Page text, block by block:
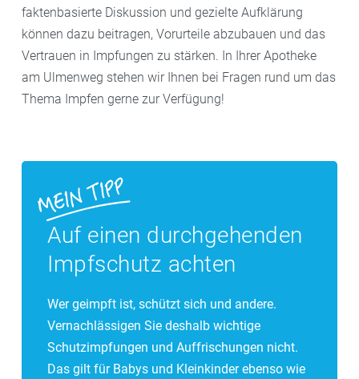
sondern auch eine gesellschaftliche Entscheidung.
COVID-19-Impfstoffe wurden zwar in Rekordzeit
entwickelt, aber dennoch nach den üblichen strengen
Zulassungsstandards geprüft. Die große
internationale Aufmerksamkeit hat zu einer
Beschleunigung der Prozesse geführt, ohne dass
faktenbasierte Diskussion und gezielte Aufklärung
können dazu beitragen, Vorurteile abzubauen und das
Vertrauen in Impfungen zu stärken. In Ihrer Apotheke
am Ulmenweg stehen wir Ihnen bei Fragen rund um das
Thema Impfen gerne zur Verfügung!
Auf einen durchgehenden
Impfschutz achten
Wer geimpft ist, schützt sich und andere.
Vernachlässigen Sie deshalb wichtige
Schutzimpfungen und Auffrischungen nicht.
Das gilt für Babys und Kleinkinder ebenso wie